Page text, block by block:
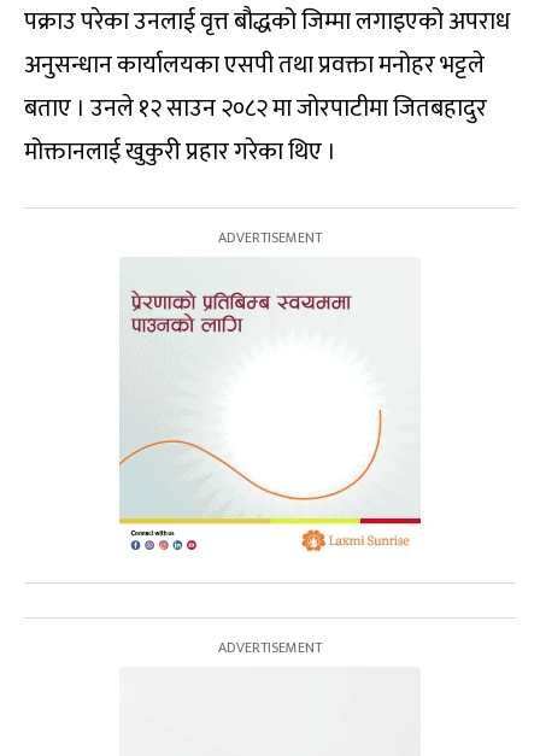
पक्राउ परेका उनलाई वृत्त बौद्धको जिम्मा लगाइएको अपराध
अनुसन्धान कार्यालयका एसपी तथा प्रवक्ता मनोहर भट्टले
बताए । उनले १२ साउन २०८२ मा जोरपाटीमा जितबहादुर
मोक्तानलाई खुकुरी प्रहार गरेका थिए ।